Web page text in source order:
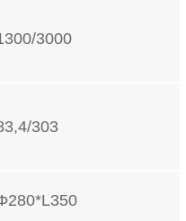
3000
303